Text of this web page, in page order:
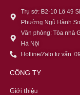
Trụ sở: B2-10 Lô 49
Phường Ngũ Hành
Văn phòng: Tòa nhà
Hà Nội
Hotline/Zalo tư vấn:
CÔNG TY
Giới thiệu